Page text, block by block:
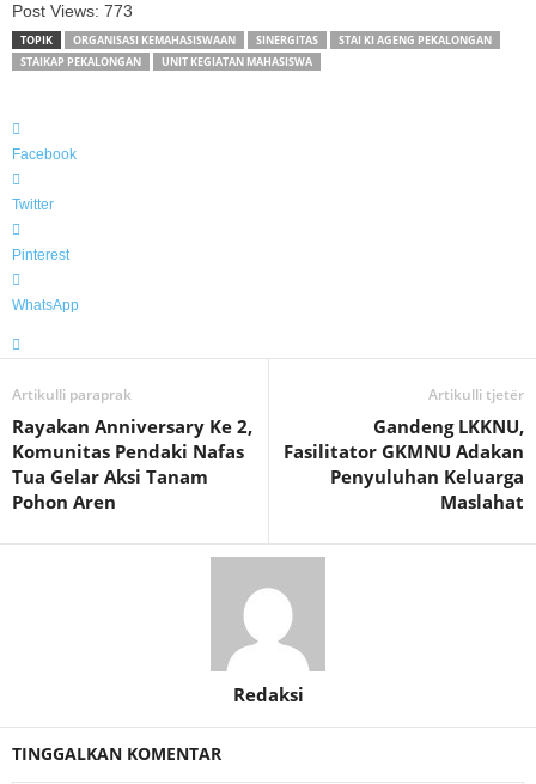
Post Views: 773
TOPIK ORGANISASI KEMAHASISWAAN SINERGITAS
STAI KI AGENG PEKALONGAN
STAIKAP PEKALONGAN
UNIT KEGIATAN MAHASISWA
Facebook
Twitter
Pinterest
WhatsApp
Artikulli paraprak
Rayakan Anniversary Ke 2,
Komunitas Pendaki Nafas
Tua Gelar Aksi Tanam
Pohon Aren
Artikulli tjetër
Gandeng LKKNU,
Fasilitator GKMNU Adakan
Penyuluhan Keluarga
Maslahat
Redaksi
TINGGALKAN KOMENTAR